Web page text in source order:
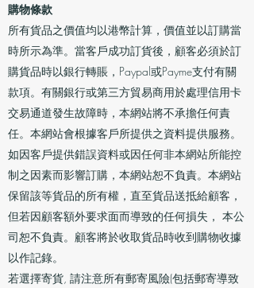
購物條款
所有貨品之價值均以港幣計算，價值並以訂購當
時所示為準。當客戶成功訂貨後，顧客必須於訂
購貨品時以銀行轉賬，Paypal或Payme支付有關
款項。有關銀行或第三方貿易商用於處理信用卡
交易通道發生故障時，本網站將不承擔任何責
任。本網站會根據客戶所提供之資料提供服務。
如因客戶提供錯誤資料或因任何非本網站所能控
制之因素而影響訂購，本網站恕不負責。本網站
保留該等貨品的所有權，直至貨品送抵給顧客，
但若因顧客額外要求面而導致的任何損失， 本公
司恕不負責。顧客將於收取貨品時收到購物收據
以作記錄。
若選擇寄貨, 請注意所有郵寄風險(包括郵寄導致